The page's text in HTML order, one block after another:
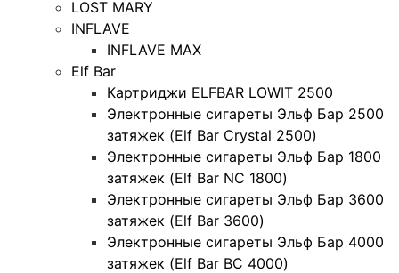
LOST MARY
INFLAVE
INFLAVE MAX
Elf Bar
Картриджи ELFBAR LOWIT 2500
Электронные сигареты Эльф Бар 2500
затяжек (Elf Bar Crystal 2500)
Электронные сигареты Эльф Бар 1800
затяжек (Elf Bar NC 1800)
Электронные сигареты Эльф Бар 3600
затяжек (Elf Bar 3600)
Электронные сигареты Эльф Бар 4000
затяжек (Elf Bar BC 4000)